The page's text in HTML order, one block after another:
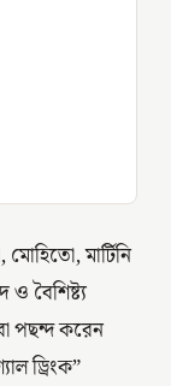
মার্টিনি
ও বৈশিষ্ট্য
পছন্দ করেন
ড্রিংক”